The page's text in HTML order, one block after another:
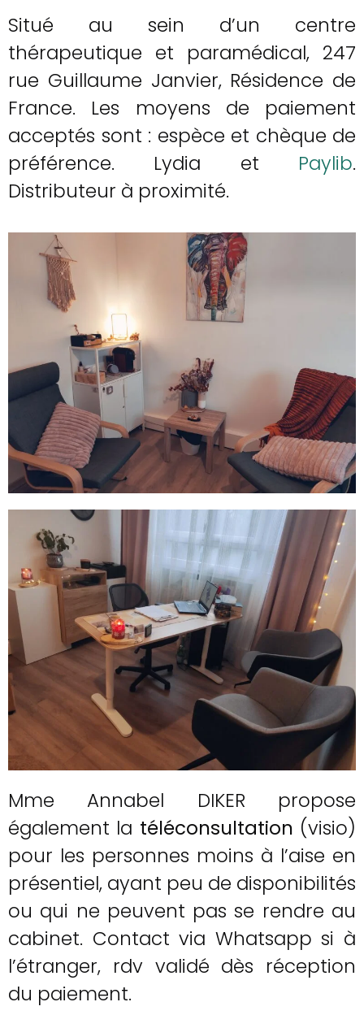
Situé au sein d’un centre
thérapeutique et paramédical, 247
rue Guillaume Janvier, Résidence de
France. Les moyens de paiement
acceptés sont : espèce et chèque de
préférence. Lydia et Paylib.
Distributeur à proximité.
Mme Annabel DIKER propose
également la téléconsultation (visio)
pour les personnes moins à l’aise en
présentiel, ayant peu de disponibilités
ou qui ne peuvent pas se rendre au
cabinet. Contact via Whatsapp si à
l’étranger, rdv validé dès réception
du paiement.